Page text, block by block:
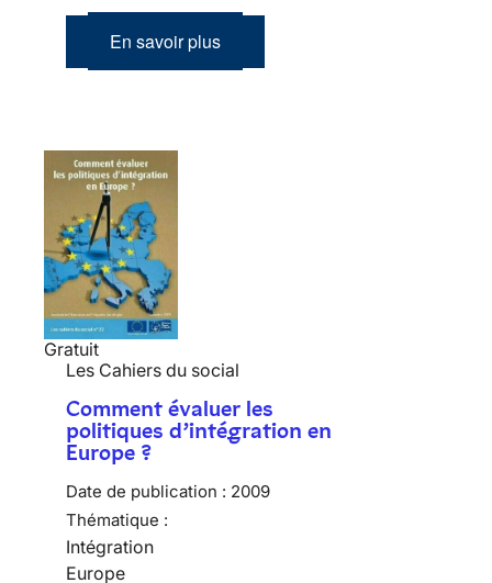
En savoir plus
Gratuit
Les Cahiers du social
Comment évaluer les
politiques d’intégration en
Europe ?
Date de publication : 2009
Thématique :
Intégration
Europe